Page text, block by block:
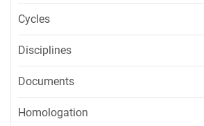
Cycles
Disciplines
Documents
Homologation